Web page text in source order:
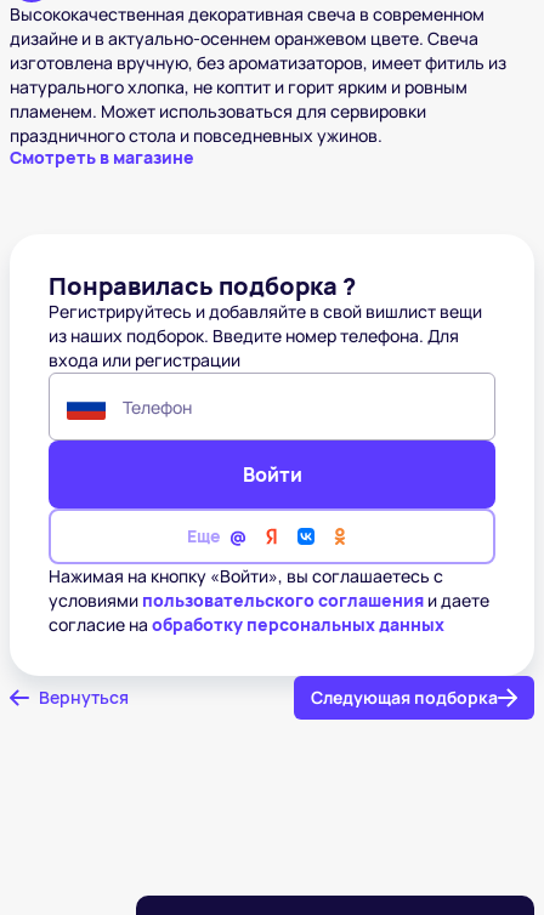
Высококачественная декоративная свеча в современном
дизайне и в актуально-осеннем оранжевом цвете. Свеча
изготовлена вручную, без ароматизаторов, имеет фитиль из
натурального хлопка, не коптит и горит ярким и ровным
пламенем. Может использоваться для сервировки
праздничного стола и повседневных ужинов.
Смотреть в магазине
Понравилась подборка ?
Регистрируйтесь и добавляйте в свой вишлист вещи
из наших подборок. Введите номер телефона. Для
входа или регистрации
Телефон
Войти
Еще
Нажимая на кнопку «Войти», вы соглашаетесь с
условиями пользовательского соглашения и даете
согласие на обработку персональных данных
Вернуться Следующая подборка